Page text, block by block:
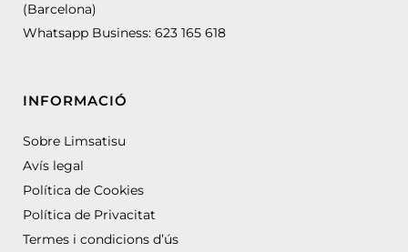
(Barcelona)
Whatsapp Business: 623 165 618
INFORMACIÓ
Sobre Limsatisu
Avís legal
Política de Cookies
Política de Privacitat
Termes i condicions d’ús